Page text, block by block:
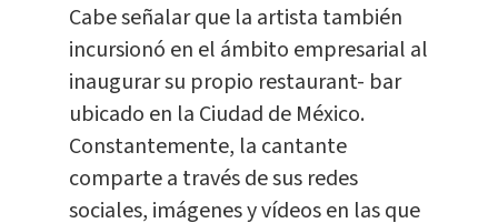
Cabe señalar que la artista también
incursionó en el ámbito empresarial al
inaugurar su propio restaurant- bar
ubicado en la Ciudad de México.
Constantemente, la cantante
comparte a través de sus redes
sociales, imágenes y vídeos en las que